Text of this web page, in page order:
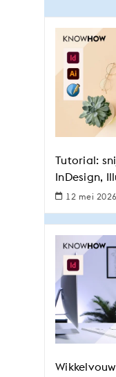
Tutorial:
InDesign,
12 mei 2026